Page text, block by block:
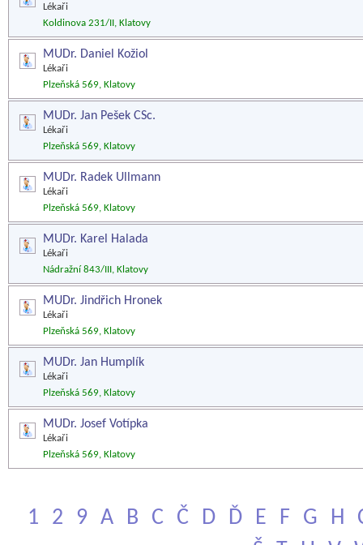
Lékaři
Koldinova 231/II, Klatovy
MUDr. Daniel Kožiol
Lékaři
Plzeňská 569, Klatovy
MUDr. Jan Pešek CSc.
Lékaři
Plzeňská 569, Klatovy
MUDr. Radek Ullmann
Lékaři
Plzeňská 569, Klatovy
MUDr. Karel Halada
Lékaři
Nádražní 843/III, Klatovy
MUDr. Jindřich Hronek
Lékaři
Plzeňská 569, Klatovy
MUDr. Jan Humplík
Lékaři
Plzeňská 569, Klatovy
MUDr. Josef Votípka
Lékaři
Plzeňská 569, Klatovy
1 2 9 A B C Č D Ď E F G H